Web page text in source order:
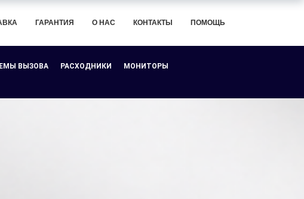
ГАРАНТИЯ О НАС КОНТАКТЫ ПОМОЩЬ
ВЫЗОВА РАСХОДНИКИ
МОНИТОРЫ